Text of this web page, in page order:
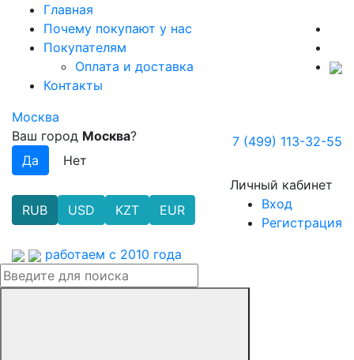
Главная
Почему покупают у нас
Покупателям
Оплата и доставка
Контакты
Москва
Ваш город Москва? 7 (499) 113-32-55
RUB USD KZT EUR
Личный кабинет
Вход
Регистрация
работаем с 2010 года